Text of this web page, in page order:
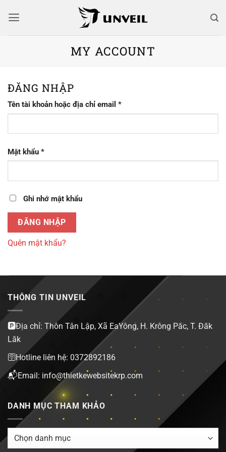
qua
MY ACCOUNT
ĐĂNG NHẬP
Tên tài khoản hoặc địa chỉ email *Bắt
buộc
Mật khẩu *Bắt
buộc
Ghi nhớ mật khẩu
ĐĂNG NHẬP
Quên mật khẩu?
THÔNG TIN UNVEIL
🅿️Địa chỉ: Thôn Tân Lập, Xã EaYông, H. Krông Păc, T. Đăk
Lăk
🛜Hotline liên hệ: 0372892186
📬Email: info@thietkewebsitekrp.com
DANH MỤC THAM KHẢO
DANH